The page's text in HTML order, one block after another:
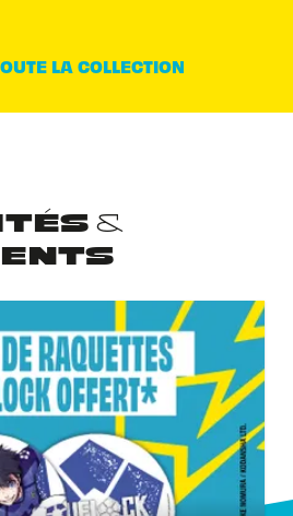
LA COLLECTION
&